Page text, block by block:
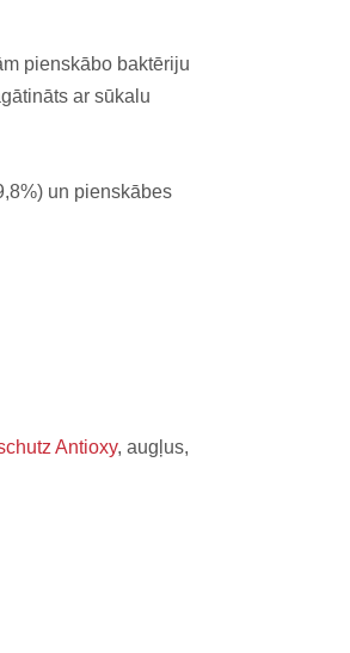
pienskābo baktēriju
ar sūkalu
un pienskābes
Antioxy, augļus,